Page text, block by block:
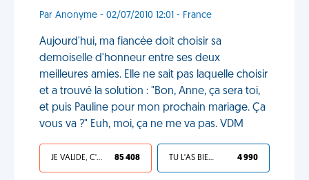
Par Anonyme - 02/07/2010 12:01 - France
Aujourd'hui, ma fiancée doit choisir sa
demoiselle d'honneur entre ses deux
meilleures amies. Elle ne sait pas laquelle choisir
et a trouvé la solution : "Bon, Anne, ça sera toi,
et puis Pauline pour mon prochain mariage. Ça
vous va ?" Euh, moi, ça ne me va pas. VDM
JE VALIDE, C'EST UNE VDM 85 408 TU L'AS BIEN MÉRITÉ 4 990